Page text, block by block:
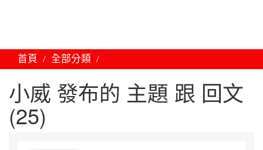
首頁 全部分類
小威 發布的 主題 跟 回文
(25)